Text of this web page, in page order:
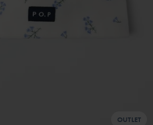
OUTLET